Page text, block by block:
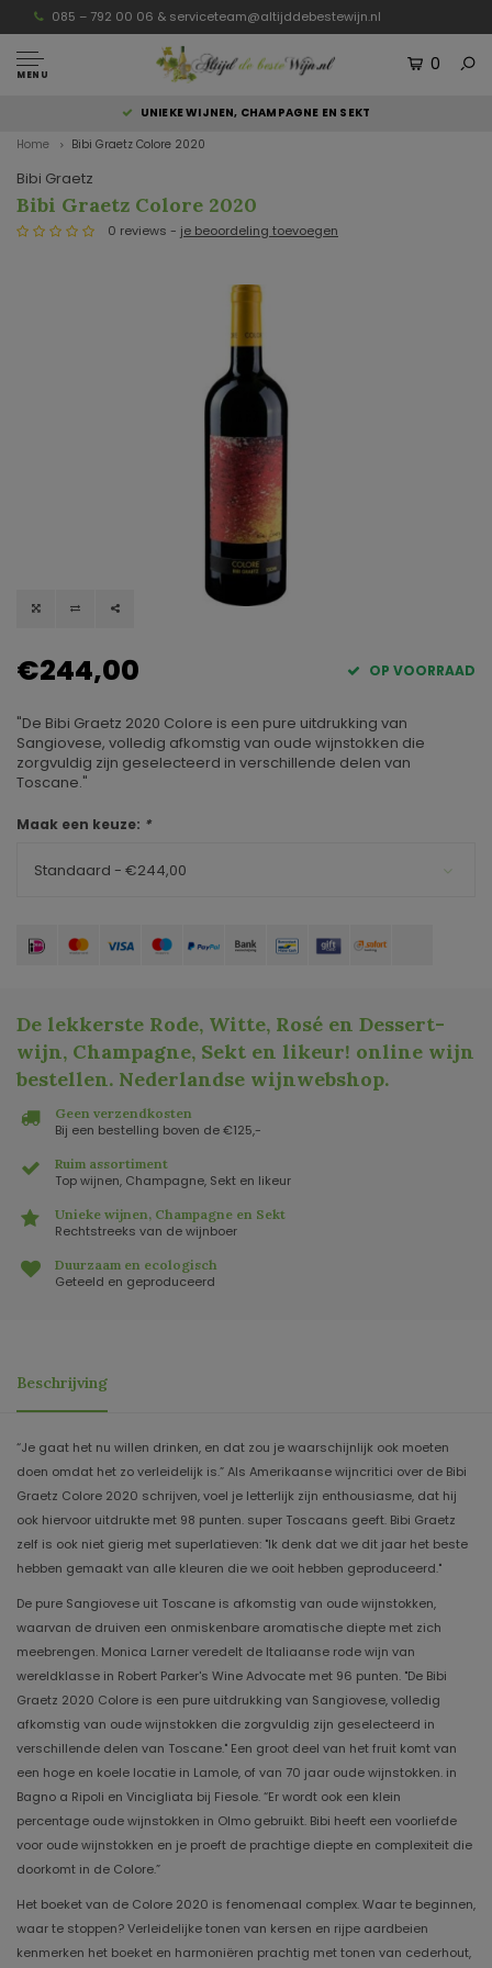
085 – 792 00 06 & serviceteam@altijddebestewijn.nl
MENU
0
UNIEKE WIJNEN, CHAMPAGNE EN SEKT
Home
Bibi Graetz Colore 2020
Bibi Graetz
Bibi Graetz Colore 2020
0 reviews - je beoordeling toevoegen
€244,00 OP VOORRAAD
"De Bibi Graetz 2020 Colore is een pure uitdrukking van
Sangiovese, volledig afkomstig van oude wijnstokken die
zorgvuldig zijn geselecteerd in verschillende delen van
Toscane."
Maak een keuze: *
Standaard - €244,00
De lekkerste Rode, Witte, Rosé en Dessert-
wijn, Champagne, Sekt en likeur! online wijn
bestellen. Nederlandse wijnwebshop.
Geen verzendkosten
Bij een bestelling boven de €125,-
Ruim assortiment
Top wijnen, Champagne, Sekt en likeur
Unieke wijnen, Champagne en Sekt
Rechtstreeks van de wijnboer
Duurzaam en ecologisch
Geteeld en geproduceerd
Beschrijving
“Je gaat het nu willen drinken, en dat zou je waarschijnlijk ook moeten
doen omdat het zo verleidelijk is.” Als Amerikaanse wijncritici over de Bibi
Graetz Colore 2020 schrijven, voel je letterlijk zijn enthousiasme, dat hij
ook hiervoor uitdrukte met 98 punten. super Toscaans geeft. Bibi Graetz
zelf is ook niet gierig met superlatieven: "Ik denk dat we dit jaar het beste
hebben gemaakt van alle kleuren die we ooit hebben geproduceerd."
De pure Sangiovese uit Toscane is afkomstig van oude wijnstokken,
waarvan de druiven een onmiskenbare aromatische diepte met zich
meebrengen. Monica Larner veredelt de Italiaanse rode wijn van
wereldklasse in Robert Parker's Wine Advocate met 96 punten. "De Bibi
Graetz 2020 Colore is een pure uitdrukking van Sangiovese, volledig
afkomstig van oude wijnstokken die zorgvuldig zijn geselecteerd in
verschillende delen van Toscane." Een groot deel van het fruit komt van
een hoge en koele locatie in Lamole, of van 70 jaar oude wijnstokken. in
Bagno a Ripoli en Vincigliata bij Fiesole. “Er wordt ook een klein
percentage oude wijnstokken in Olmo gebruikt. Bibi heeft een voorliefde
voor oude wijnstokken en je proeft de prachtige diepte en complexiteit die
doorkomt in de Colore.”
Het boeket van de Colore 2020 is fenomenaal complex. Waar te beginnen,
waar te stoppen? Verleidelijke tonen van kersen en rijpe aardbeien
kenmerken het boeket en harmoniëren prachtig met tonen van cederhout,